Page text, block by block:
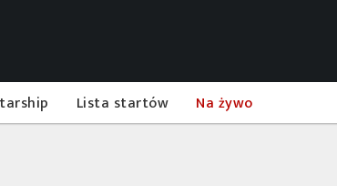
Lista startów Na żywo